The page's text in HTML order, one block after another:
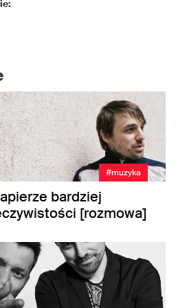
#muzyka
bardziej
[rozmowa]